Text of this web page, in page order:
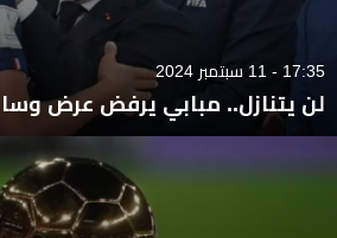
17:35 - 11 سبتمبر 2024
لن يتنازل.. مبابي يرفض عرض